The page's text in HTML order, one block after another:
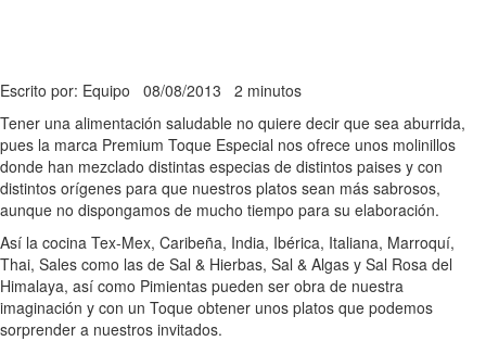
Escrito por: Equipo 08/08/2013 2 minutos
Tener una alimentación saludable no quiere decir que sea aburrida,
pues la marca Premium Toque Especial nos ofrece unos molinillos
donde han mezclado distintas especias de distintos paises y con
distintos orígenes para que nuestros platos sean más sabrosos,
aunque no dispongamos de mucho tiempo para su elaboración.
Así la cocina Tex-Mex, Caribeña, India, Ibérica, Italiana, Marroquí,
Thai, Sales como las de Sal & Hierbas, Sal & Algas y Sal Rosa del
Himalaya, así como Pimientas pueden ser obra de nuestra
imaginación y con un Toque obtener unos platos que podemos
sorprender a nuestros invitados.